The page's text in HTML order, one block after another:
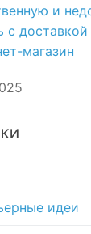
и
с доставкой
магазин
идеи